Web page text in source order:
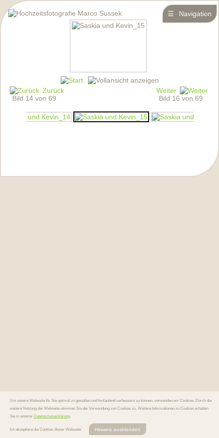
☰ Navigation
Zurück
Bild 14 von 69
Weiter
Bild 16 von 69
Um unsere Webseite für Sie optimal zu gestalten und fortlaufend verbessern zu können, verwenden wir Cookies. Durch die
weitere Nutzung der Webseite stimmen Sie der Verwendung von Cookies zu. Weitere Informationen zu Cookies erhalten
Sie in unserer Datenschutzerklärung.
Ich akzeptiere die Cookies dieser Webseite Hinweis ausblenden